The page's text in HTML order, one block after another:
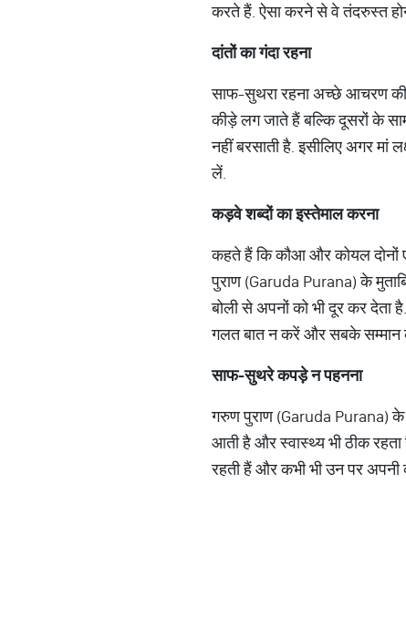
करते हैं. ऐसा करने से वे तंदरुस्त
दांतोंकागंदारहना
साफ-सुथरा रहना अच्छे आचरण की
कीड़े लग जाते हैं बल्कि दूसरों के
नहीं बरसाती है. इसीलिए अगर
लें.
कड़वेशब्दोंकाइस्तेमालकरना
कहते हैं कि कौआ और कोयल
पुराण (Garuda Purana) के
बोली से अपनों को भी दूर कर देता
गलत बात न करें और सबके सम्मान
साफ-सुथरेकपड़ेनपहनना
गरुण पुराण (Garuda Purana)
आती है और स्वास्थ्य भी ठीक
रहती हैं और कभी भी उन पर